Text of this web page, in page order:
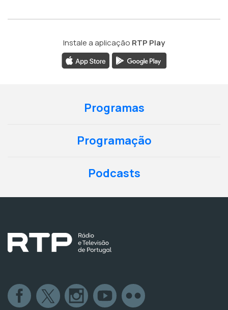
Instale a aplicação RTP Play
Programas
Programação
Podcasts